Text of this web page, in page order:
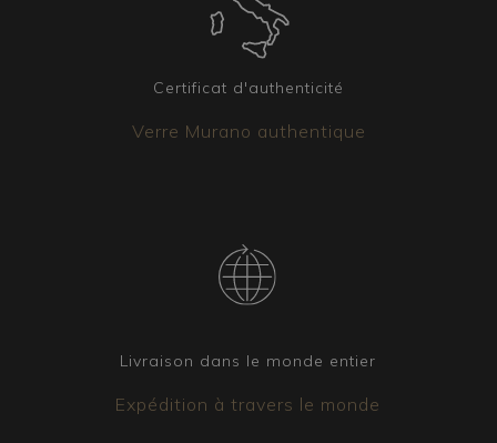
Certificat d'authenticité
Verre Murano authentique
Livraison dans le monde entier
Expédition à travers le monde